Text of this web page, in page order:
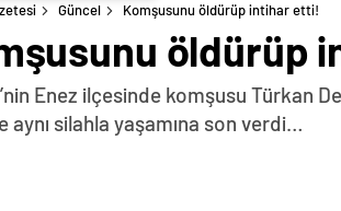
Güncel Komşusunu öldürüp intihar etti!
öldürüp
Enez ilçesinde komşusu Türkan
aynı silahla yaşamına son verdi…